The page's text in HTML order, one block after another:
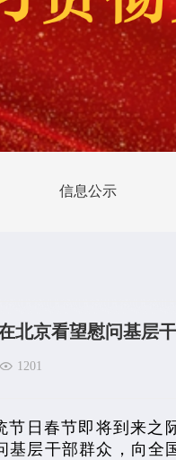
信息公示
北京看望慰问基层
1201
日春节即将到来之
基层干部群众，向全